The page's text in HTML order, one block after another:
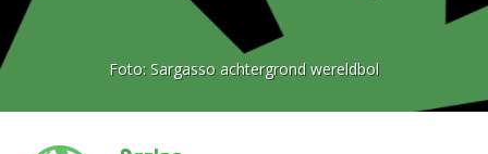
Foto: Sargasso achtergrond wereldbol